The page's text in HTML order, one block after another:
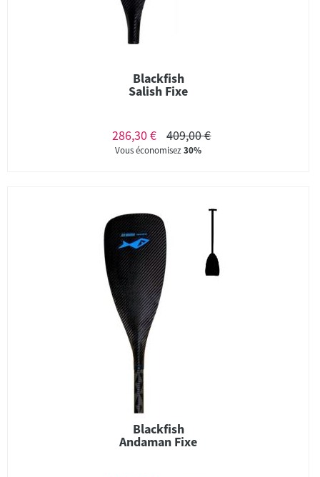
Blackfish
Salish Fixe
286,30 € 409,00 €
Vous économisez30%
Blackfish
Andaman Fixe